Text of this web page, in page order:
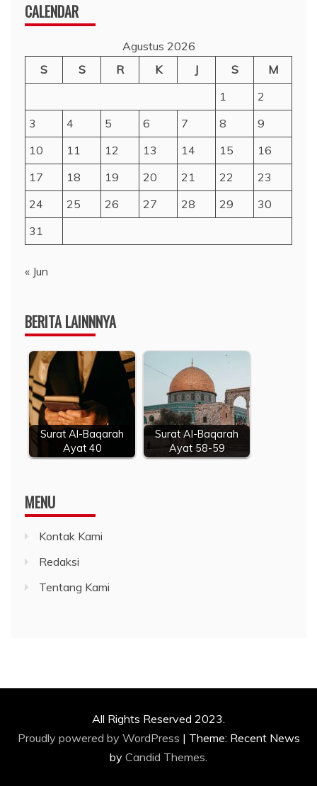
CALENDAR
Agustus 2026
S
S R K J S
M
1
2
3
4 5 6 7 8
9
10
11 12 13 14 15
16
17
18 19 20 21 22
23
24
25 26 27 28 29
30
31
« Jun
BERITA LAINNNYA
Surat Al-Baqarah
Ayat 40
Surat Al-Baqarah
Ayat 58-59
MENU
Kontak Kami
Redaksi
Tentang Kami
All Rights Reserved 2023.
Proudly powered by WordPress | Theme: Recent News
by Candid Themes.